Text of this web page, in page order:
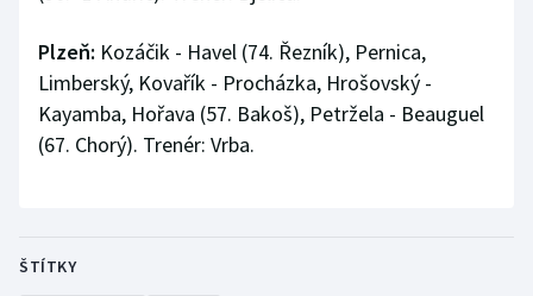
Plzeň: Kozáčik - Havel (74. Řezník), Pernica,
Limberský, Kovařík - Procházka, Hrošovský -
Kayamba, Hořava (57. Bakoš), Petržela - Beauguel
(67. Chorý). Trenér: Vrba.
ŠTÍTKY